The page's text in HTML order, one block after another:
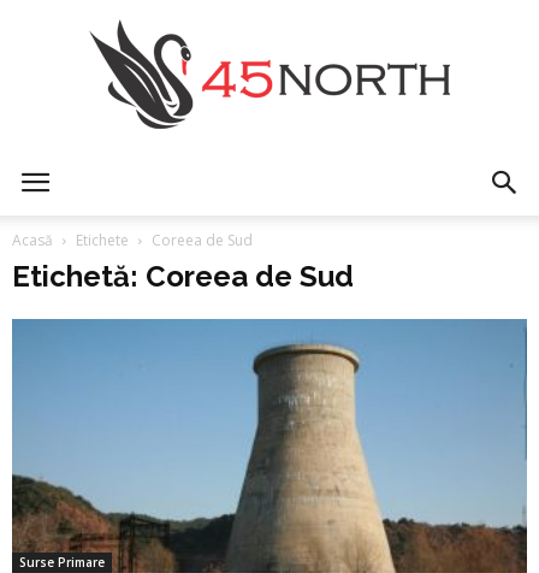
Acasă Etichete Coreea de Sud
Etichetă: Coreea de Sud
Surse Primare